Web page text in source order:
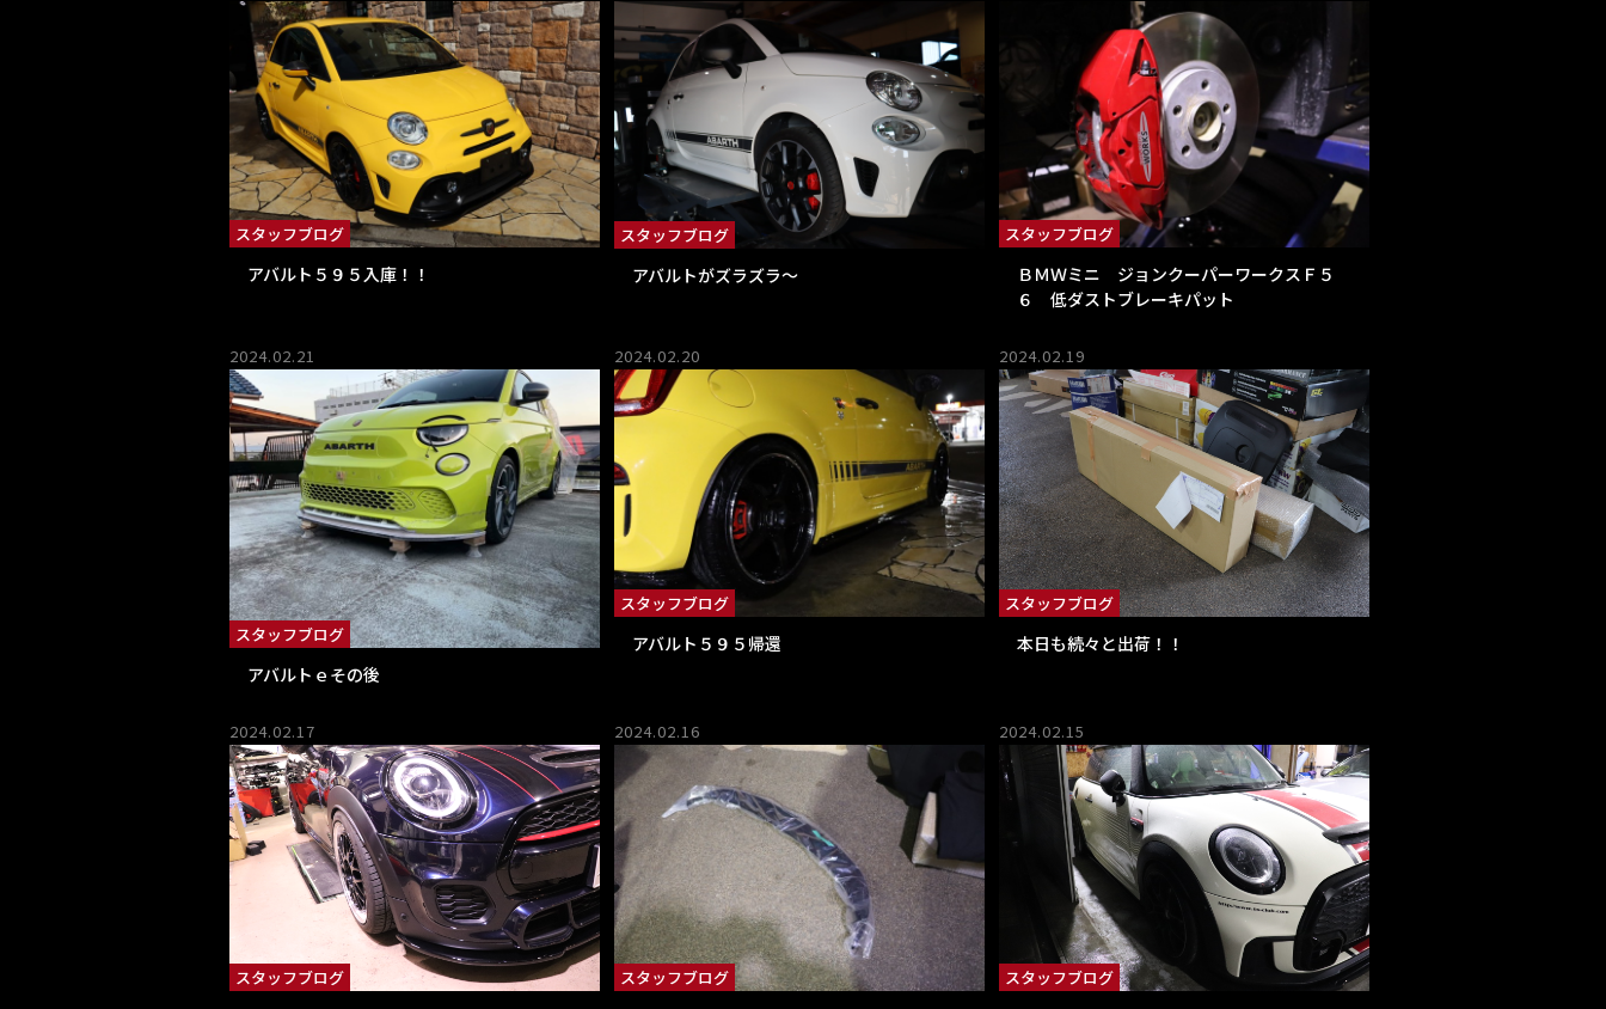
スタッフブログ
アバルト５９５入庫！！
スタッフブログ
アバルトがズラズラ～
スタッフブログ
ＢＭＷミニ ジョンクーパーワークスＦ５
６ 低ダストブレーキパット
2024.02.21
スタッフブログ
アバルトｅその後
2024.02.20
スタッフブログ
アバルト５９５帰還
2024.02.19
スタッフブログ
本日も続々と出荷！！
2024.02.17
スタッフブログ
2024.02.16
スタッフブログ
2024.02.15
スタッフブログ